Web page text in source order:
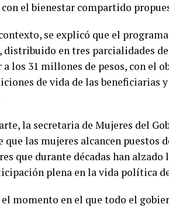
el bienestar compartido
se explicó que el
distribuido en tres parcialidades
a los 31 millones de pesos, con el
de vida de las beneficiarias
la secretaria de Mujeres del
que las mujeres alcancen
que durante décadas han
plena en la vida política
el momento en el que todo el